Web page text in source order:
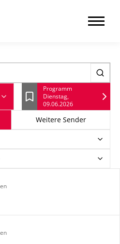
Lesezeichen
Programm
Dienstag,
09.06.2026
Weitere Sender